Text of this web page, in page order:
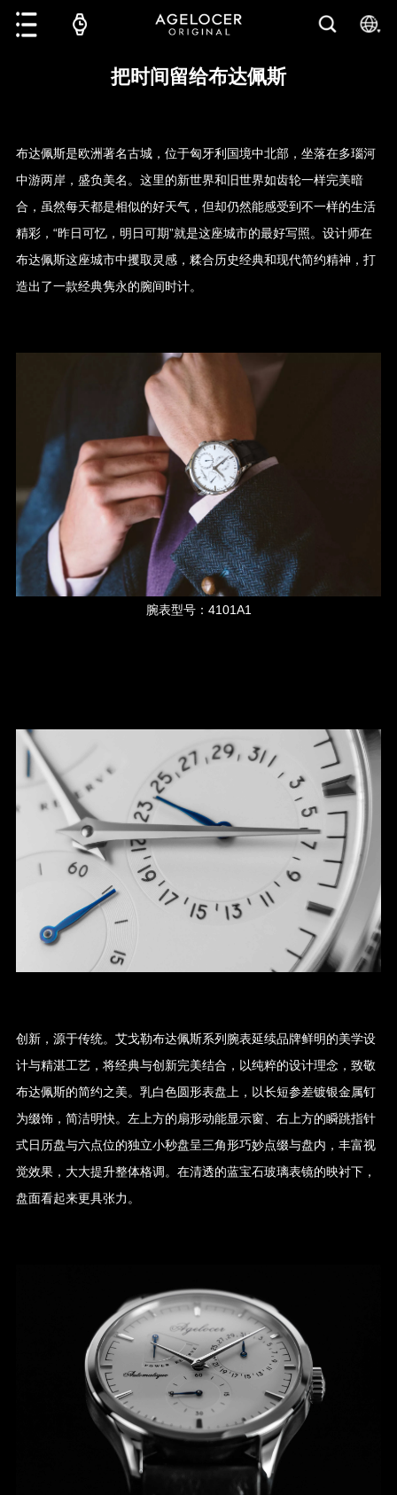
把时间留给布达佩斯
布达佩斯是欧洲著名古城，位于匈牙利国境中北部，坐落在多瑙河
中游两岸，盛负美名。这里的新世界和旧世界如齿轮一样完美暗
合，虽然每天都是相似的好天气，但却仍然能感受到不一样的生活
精彩，“昨日可忆，明日可期”就是这座城市的最好写照。设计师在
布达佩斯这座城市中攫取灵感，糅合历史经典和现代简约精神，打
造出了一款经典隽永的腕间时计。
腕表型号：4101A1
创新，源于传统。艾戈勒布达佩斯系列腕表延续品牌鲜明的美学设
计与精湛工艺，将经典与创新完美结合，以纯粹的设计理念，致敬
布达佩斯的简约之美。乳白色圆形表盘上，以长短参差镀银金属钉
为缀饰，简洁明快。左上方的扇形动能显示窗、右上方的瞬跳指针
式日历盘与六点位的独立小秒盘呈三角形巧妙点缀与盘内，丰富视
觉效果，大大提升整体格调。在清透的蓝宝石玻璃表镜的映衬下，
盘面看起来更具张力。